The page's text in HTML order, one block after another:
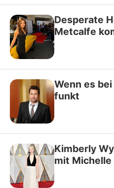
Desperate
Metcalfe
Wenn es
funkt
Kimberly
mit Michelle